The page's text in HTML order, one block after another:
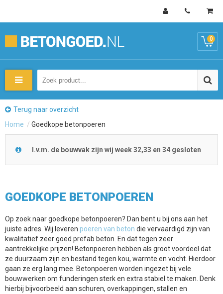
0
Terug naar overzicht
Home / Goedkope betonpoeren
I.v.m. de bouwvak zijn wij week 32,33 en 34 gesloten
GOEDKOPE BETONPOEREN
Op zoek naar goedkope betonpoeren? Dan bent u bij ons aan het
juiste adres. Wij leveren poeren van beton die vervaardigd zijn van
kwalitatief zeer goed prefab beton. En dat tegen zeer
aantrekkelijke prijzen! Betonpoeren hebben als groot voordeel dat
ze duurzaam zijn en bestand tegen kou, warmte en vocht. Hierdoor
gaan ze erg lang mee. Betonpoeren worden ingezet bij vele
bouwwerken om funderingen sterk en extra stabiel te maken. Denk
hierbij bijvoorbeeld aan schuren, overkappingen, stallen en